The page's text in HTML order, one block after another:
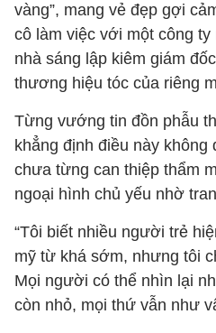
vàng”, mang vẻ đẹp gợi
cô làm việc với một công
nhà sáng lập kiêm giám
thương hiệu tóc của riêng
Từng vướng tin đồn phẫu
khẳng định điều này không
chưa từng can thiệp thẩm
ngoại hình chủ yếu nhờ
“Tôi biết nhiều người trẻ
mỹ từ khá sớm, nhưng tôi
Mọi người có thể nhìn lại
còn nhỏ, mọi thứ vẫn như